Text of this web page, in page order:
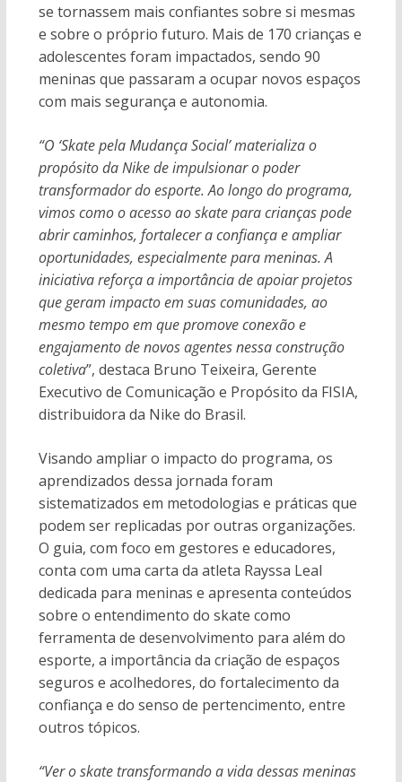
se tornassem mais confiantes sobre si mesmas
e sobre o próprio futuro. Mais de 170 crianças e
adolescentes foram impactados, sendo 90
meninas que passaram a ocupar novos espaços
com mais segurança e autonomia.
“O ‘Skate pela Mudança Social’ materializa o
propósito da Nike de impulsionar o poder
transformador do esporte. Ao longo do programa,
vimos como o acesso ao skate para crianças pode
abrir caminhos, fortalecer a confiança e ampliar
oportunidades, especialmente para meninas. A
iniciativa reforça a importância de apoiar projetos
que geram impacto em suas comunidades, ao
mesmo tempo em que promove conexão e
engajamento de novos agentes nessa construção
coletiva”, destaca Bruno Teixeira, Gerente
Executivo de Comunicação e Propósito da FISIA,
distribuidora da Nike do Brasil.
Visando ampliar o impacto do programa, os
aprendizados dessa jornada foram
sistematizados em metodologias e práticas que
podem ser replicadas por outras organizações.
O guia, com foco em gestores e educadores,
conta com uma carta da atleta Rayssa Leal
dedicada para meninas e apresenta conteúdos
sobre o entendimento do skate como
ferramenta de desenvolvimento para além do
esporte, a importância da criação de espaços
seguros e acolhedores, do fortalecimento da
confiança e do senso de pertencimento, entre
outros tópicos.
“Ver o skate transformando a vida dessas meninas